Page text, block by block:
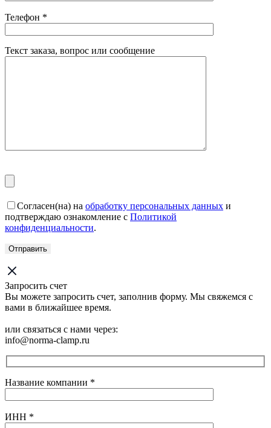
Телефон *
Текст заказа, вопрос или сообщение
Согласен(на) на обработку персональных данных и
подтверждаю ознакомление с Политикой
конфиденциальности.
Запросить счет
Вы можете запросить счет, заполнив форму. Мы свяжемся с
вами в ближайшее время.
или связаться с нами через:
info@norma-clamp.ru
Название компании *
ИНН *